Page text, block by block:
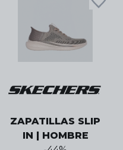
ZAPATILLAS SLIP
IN | HOMBRE